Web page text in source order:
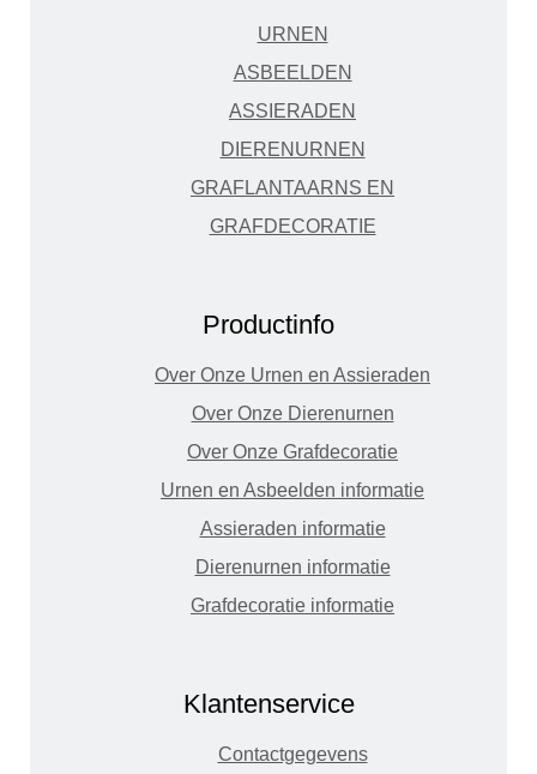
URNEN
ASBEELDEN
ASSIERADEN
DIERENURNEN
GRAFLANTAARNS EN
GRAFDECORATIE
Productinfo
Over Onze Urnen en Assieraden
Over Onze Dierenurnen
Over Onze Grafdecoratie
Urnen en Asbeelden informatie
Assieraden informatie
Dierenurnen informatie
Grafdecoratie informatie
Klantenservice
Contactgegevens